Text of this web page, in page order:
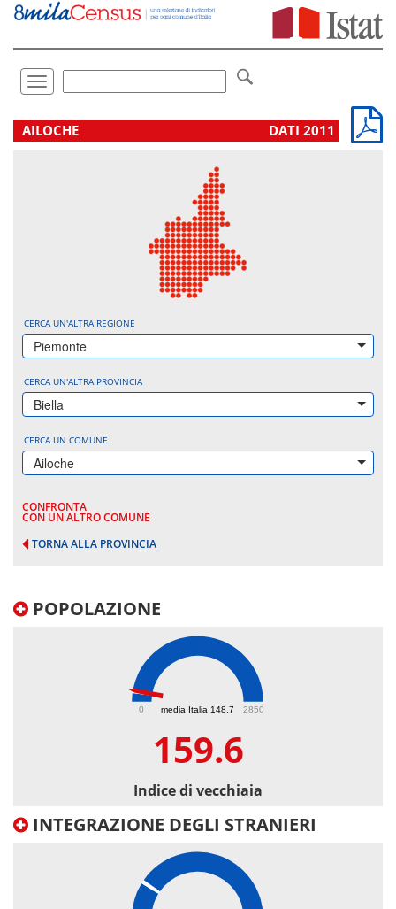
Vai
direttamente
Toggle
navigation
.
AILOCHE DATI 2011
CERCA UN'ALTRA REGIONE
Piemonte
CERCA UN'ALTRA PROVINCIA
Biella
CERCA UN COMUNE
Ailoche
CONFRONTA
CON UN ALTRO COMUNE
TORNA ALLA PROVINCIA
POPOLAZIONE
media Italia 148.7
0 2850
159.6
Indice di vecchiaia
INTEGRAZIONE DEGLI STRANIERI